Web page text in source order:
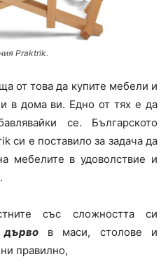
Praktrik.
от това да купите мебели и
в дома ви. Едно от тях е да
се. Българското
си е поставило за задача да
мебелите в удоволствие и
със сложността си
в маси, столове и
правилно,